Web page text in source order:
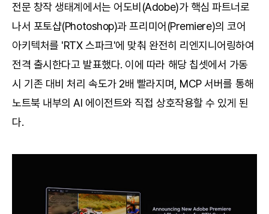
전문 창작 생태계에서는 어도비(Adobe)가 핵심 파트너로
나서 포토샵(Photoshop)과 프리미어(Premiere)의 코어
아키텍처를 'RTX 스파크'에 맞춰 완전히 리엔지니어링하여
전격 출시한다고 발표했다. 이에 따라 해당 칩셋에서 가동
시 기존 대비 처리 속도가 2배 빨라지며, MCP 서버를 통해
노트북 내부의 AI 에이전트와 직접 상호작용할 수 있게 된
다.